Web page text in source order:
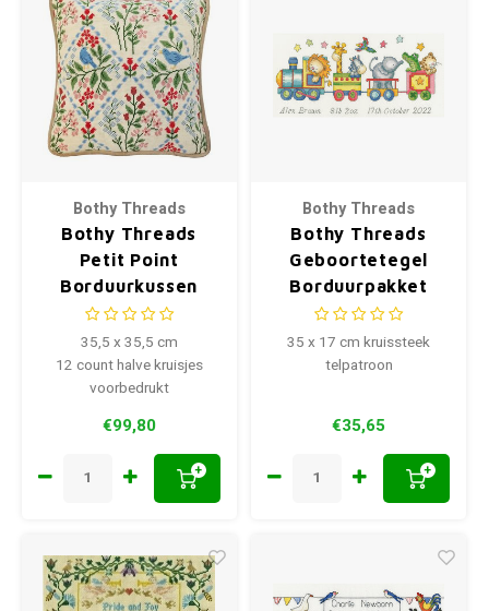
Bothy Threads
Bothy Threads
Petit Point
Borduurkussen
Birds And Blossoms
35,5 x 35,5 cm
12 count halve kruisjes
voorbedrukt
€99,80
+
Bothy Threads
Bothy Threads
Geboortetegel
Borduurpakket
Choo Choo Train
35 x 17 cm kruissteek
telpatroon
€35,65
+